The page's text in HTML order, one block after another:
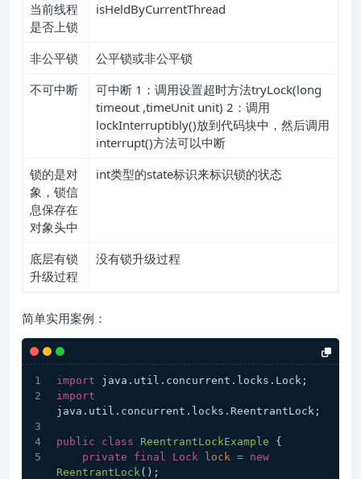
当前线程
是否上锁
isHeldByCurrentThread
非公平锁
公平锁或非公平锁
不可中断
可中断 1：调用设置超时方法tryLock(long
timeout ,timeUnit unit) 2：调用
lockInterruptibly()放到代码块中，然后调用
interrupt()方法可以中断
锁的是对
象，锁信
息保存在
对象头中
int类型的state标识来标识锁的状态
底层有锁
升级过程
没有锁升级过程
简单实用案例：
import java.util.concurrent.locks.Lock;
import
java.util.concurrent.locks.ReentrantLock;
public class ReentrantLockExample {
private
final Lock lock = new
ReentrantLock();